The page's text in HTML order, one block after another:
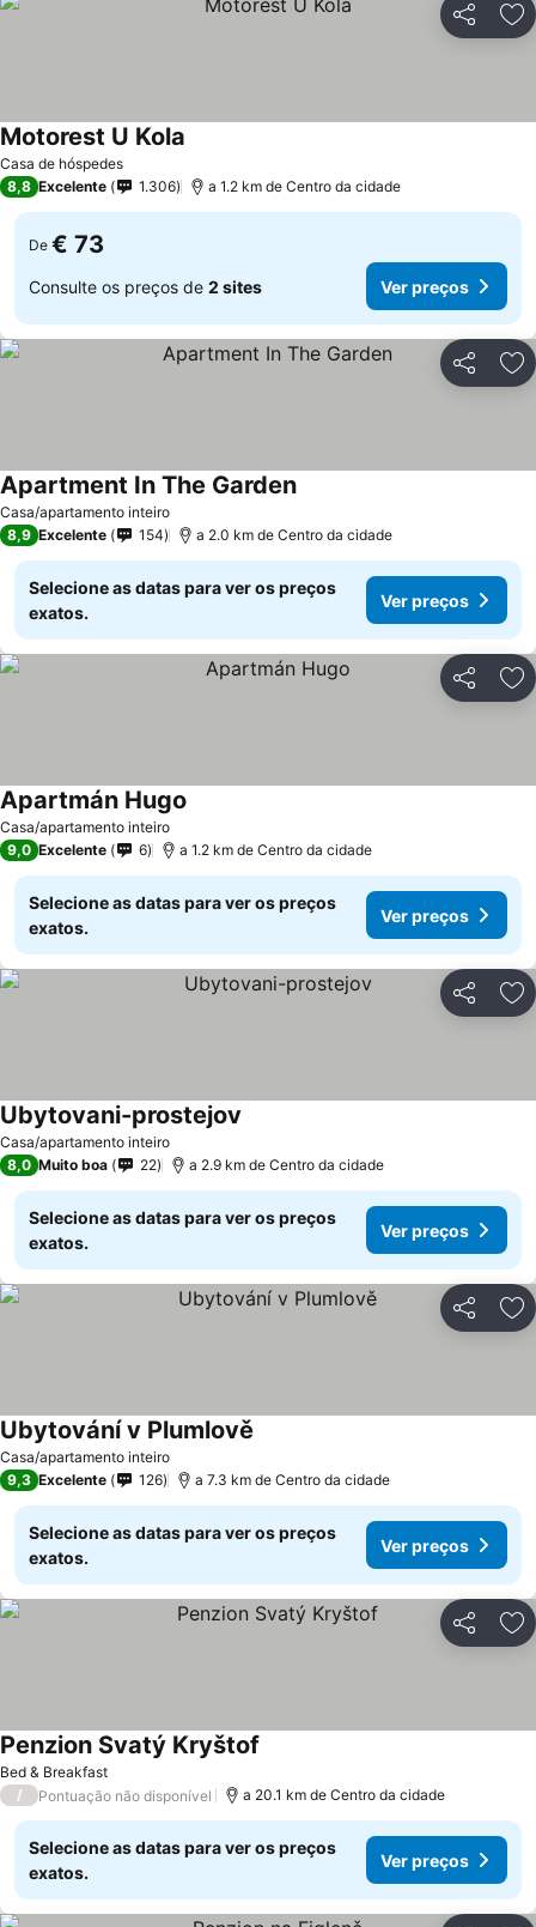
Partilhar
Casa de hóspedes
Motorest U Kola
8,8 Excelente 1.306 a 1.2 km de Centro da cidade
De € 73
Consulte os preços de 2 sites Ver preços
Partilhar
Casa/apartamento inteiro
Apartment In The GardenVer preços
8,9 Excelente 154 a 2.0 km de Centro da cidade
Selecione as datas para ver os preços
exatos.
Ver preços
Partilhar
Casa/apartamento inteiro
Apartmán Hugo
9,0 Excelente 6 a 1.2 km de Centro da cidade
Selecione as datas para ver os preços
exatos.
Ver preços
Partilhar
Casa/apartamento inteiro
Ubytovani-prostejov
8,0 Muito boa 22 a 2.9 km de Centro da cidade
Selecione as datas para ver os preços
exatos.
Ver preços
Partilhar
Casa/apartamento inteiro
Ubytování v Plumlově
9,3 Excelente 126 a 7.3 km de Centro da cidade
Selecione as datas para ver os preços
exatos.
Ver preços
Partilhar
Bed & Breakfast
Penzion Svatý Kryštof
/ Pontuação não disponível a 20.1 km de Centro da cidade
Selecione as datas para ver os preços
exatos.
Ver preços